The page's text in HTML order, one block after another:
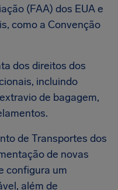
(FAA) dos EUA e
como a Convenção
dos direitos dos
incluindo
de bagagem,
de Transportes dos
de novas
configura um
além de